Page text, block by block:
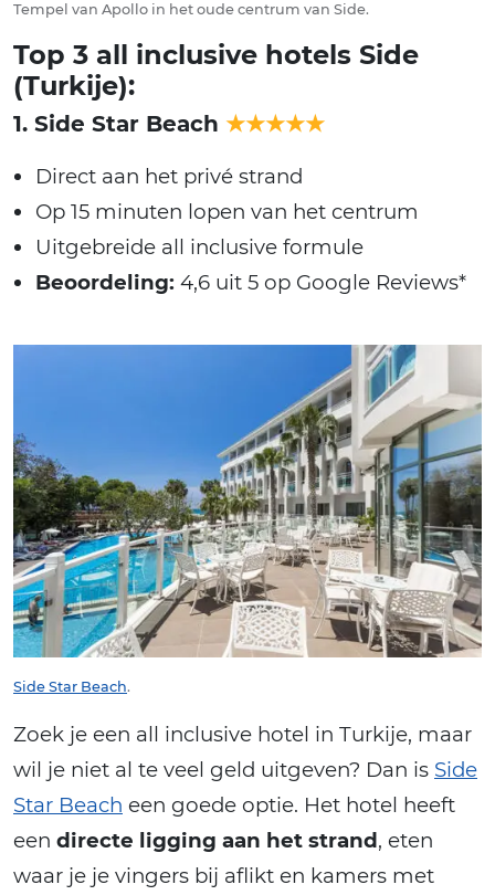
Tempel van Apollo in het oude centrum van Side.
Top 3 all inclusive hotels Side
(Turkije):
1. Side Star Beach ★★★★★
Direct aan het privé strand
Op 15 minuten lopen van het centrum
Uitgebreide all inclusive formule
Beoordeling: 4,6 uit 5 op Google Reviews*
Side Star Beach.
Zoek je een all inclusive hotel in Turkije, maar
wil je niet al te veel geld uitgeven? Dan is Side
Star Beach een goede optie. Het hotel heeft
een directe ligging aan het strand, eten
waar je je vingers bij aflikt en kamers met